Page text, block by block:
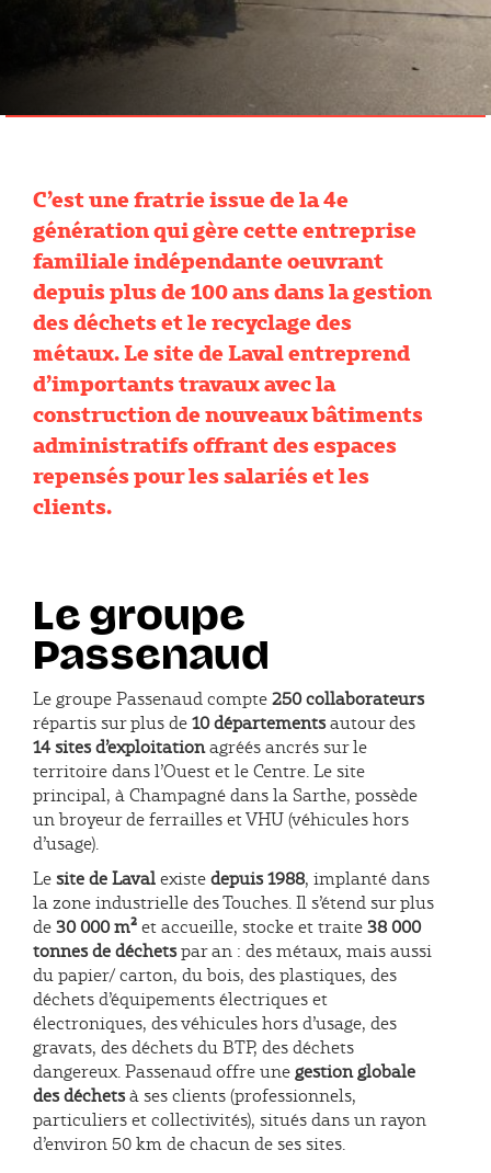
C’est une fratrie issue de la 4e
génération qui gère cette entreprise
familiale indépendante oeuvrant
depuis plus de 100 ans dans la gestion
des déchets et le recyclage des
métaux. Le site de Laval entreprend
d’importants travaux avec la
construction de nouveaux bâtiments
administratifs offrant des espaces
repensés pour les salariés et les
clients.
Le groupe
Passenaud
Le groupe Passenaud compte250 collaborateurs
répartis sur plus de10 départementsautour des
14 sites d’exploitationagréés ancrés sur le
territoire dans l’Ouest et le Centre. Le site
principal, à Champagné dans la Sarthe, possède
un broyeur de ferrailles et VHU (véhicules hors
d’usage).
Lesite de Lavalexistedepuis 1988, implanté dans
la zone industrielle des Touches. Il s’étend sur plus
de30 000 m²et accueille, stocke et traite38 000
tonnes de déchetspar an : des métaux, mais aussi
du papier/ carton, du bois, des plastiques, des
déchets d’équipements électriques et
électroniques, des véhicules hors d’usage, des
gravats, des déchets du BTP, des déchets
dangereux. Passenaud offre unegestion globale
des déchetsà ses clients (professionnels,
particuliers et collectivités), situés dans un rayon
d’environ 50 km de chacun de ses sites.